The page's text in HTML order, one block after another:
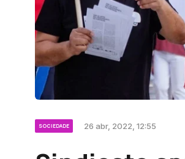
SOCIEDADE 26 abr, 2022, 12:55